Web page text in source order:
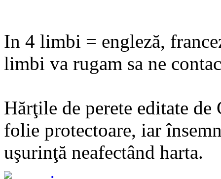
In 4 limbi = engleză,
limbi va rugam sa ne
Hărţile de perete editate
folie protectoare, iar
uşurinţă neafectând harta.